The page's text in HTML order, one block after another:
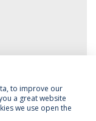
Condições
to improve our
a great website
we use open the